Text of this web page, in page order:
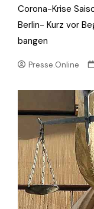
Corona-Krise
Berlin- Kurz vor
bangen
Presse.Online